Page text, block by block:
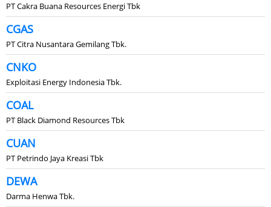
PT Cakra Buana Resources Energi Tbk
CGAS
PT Citra Nusantara Gemilang Tbk.
CNKO
Exploitasi Energy Indonesia Tbk.
COAL
PT Black Diamond Resources Tbk
CUAN
PT Petrindo Jaya Kreasi Tbk
DEWA
Darma Henwa Tbk.